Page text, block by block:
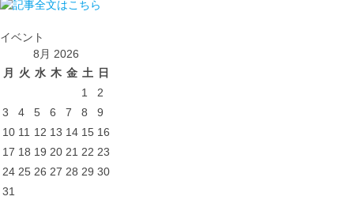
イベント
8月 2026
月
火 水 木 金 土
日
1
2
3
4 5 6 7 8
9
10 11 12 13 14 15 16
17 18 19 20 21 22 23
24 25 26 27 28 29 30
31